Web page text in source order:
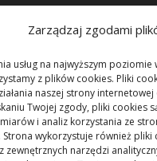
Zarządzaj zgodami
usług na najwyższym
z plików cookies. Pliki
naszej strony
Twojej zgody, pliki cookies
i analiz korzystania ze
Strona wykorzystuje również
zewnętrznych narzędzi